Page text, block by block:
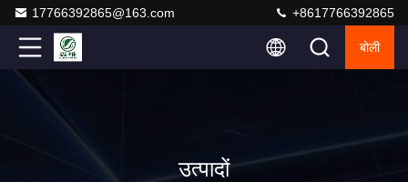
17766392865@163.com +8617766392865
बोली
उत्पादों